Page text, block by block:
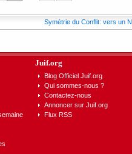
Symétrie du Conflit: vers un
Juif.org
Blog Officiel Juif.org
Qui sommes-nous ?
Contactez-nous
Annoncer sur Juif.org
Flux RSS